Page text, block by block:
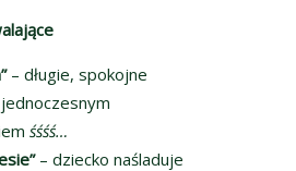
– długie, spokojne
śśśś…
– dziecko naśladuje